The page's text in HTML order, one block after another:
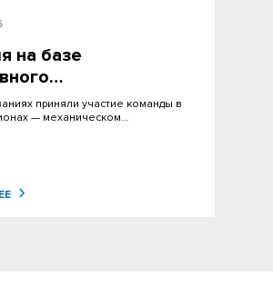
на базе
приняли участие команды в
— механическом…